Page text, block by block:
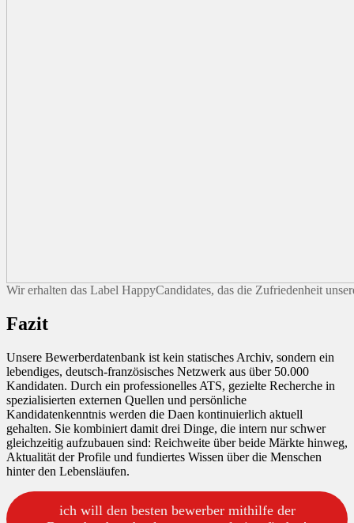
Wir erhalten das Label HappyCandidates, das die Zufriedenheit
Fazit
Unsere Bewerberdatenbank ist kein statisches Archiv, sondern ein
lebendiges, deutsch-französisches Netzwerk aus über 50.000
Kandidaten. Durch ein professionelles ATS, gezielte Recherche in
spezialisierten externen Quellen und persönliche
Kandidatenkenntnis werden die Daen kontinuierlich aktuell
gehalten. Sie kombiniert damit drei Dinge, die intern nur schwer
gleichzeitig aufzubauen sind: Reichweite über beide Märkte hinweg,
Aktualität der Profile und fundiertes Wissen über die Menschen
hinter den Lebensläufen.
ich will den besten bewerber mithilfe der